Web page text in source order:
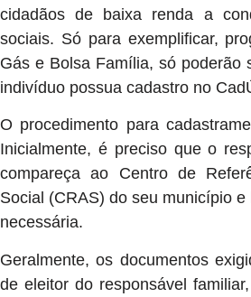
cidadãos de baixa renda a
sociais. Só para exemplificar,
Gás e Bolsa Família, só poderão
indivíduo possua cadastro no
O procedimento para
Inicialmente, é preciso que o
compareça ao Centro de
Social (CRAS) do seu município
necessária.
Geralmente, os documentos
de eleitor do responsável